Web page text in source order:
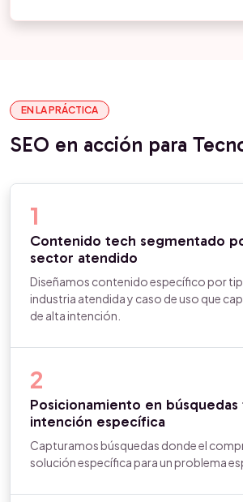
EN LA PRÁCTICA
SEO en acción para
1
Contenido tech segmentado
sector atendido
Diseñamos contenido específico por
industria atendida y caso de uso que
de alta intención.
2
Posicionamiento en
intención específica
Capturamos búsquedas donde el
solución específica para un problema